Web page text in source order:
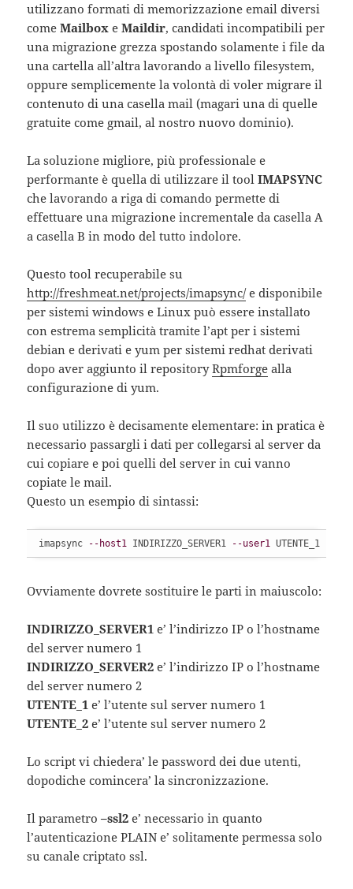
utilizzano formati di memorizzazione email diversi
comeMailbox eMaildir, candidati incompatibili per
una migrazione grezza spostando solamente i file da
una cartella all’altra lavorando a livello filesystem,
oppure semplicemente la volontà di voler migrare il
contenuto di una casella mail (magari una di quelle
gratuite come gmail, al nostro nuovo dominio).
La soluzione migliore, più professionale e
performante è quella di utilizzare il toolIMAPSYNC
che lavorando a riga di comando permette di
effettuare una migrazione incrementale da casella A
a casella B in modo del tutto indolore.
Questo tool recuperabile su
http://freshmeat.net/projects/imapsync/e disponibile
per sistemi windows e Linux può essere installato
con estrema semplicità tramite l’apt per i sistemi
debian e derivati e yum per sistemi redhat derivati
dopo aver aggiunto il repositoryRpmforge alla
configurazione di yum.
Il suo utilizzo è decisamente elementare: in pratica è
necessario passargli i dati per collegarsi al server da
cui copiare e poi quelli del server in cui vanno
copiate le mail.
Questo un esempio di sintassi:
imapsync --host1 INDIRIZZO_SERVER1 --user1 UTENTE_1
Ovviamente dovrete sostituire le parti in maiuscolo:
INDIRIZZO_SERVER1 e’ l’indirizzo IP o l’hostname
del server numero 1
INDIRIZZO_SERVER2 e’ l’indirizzo IP o l’hostname
del server numero 2
UTENTE_1 e’ l’utente sul server numero 1
UTENTE_2 e’ l’utente sul server numero 2
Lo script vi chiedera’ le password dei due utenti,
dopodiche comincera’ la sincronizzazione.
Il parametro–ssl2 e’ necessario in quanto
l’autenticazione PLAIN e’ solitamente permessa solo
su canale criptato ssl.